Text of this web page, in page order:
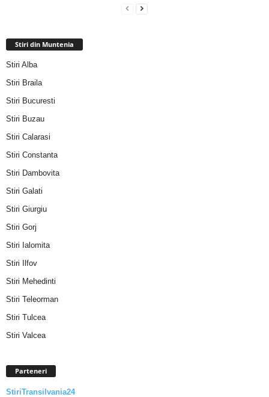
Stiri din Muntenia
Stiri Alba
Stiri Braila
Stiri Bucuresti
Stiri Buzau
Stiri Calarasi
Stiri Constanta
Stiri Dambovita
Stiri Galati
Stiri Giurgiu
Stiri Gorj
Stiri Ialomita
Stiri Ilfov
Stiri Mehedinti
Stiri Teleorman
Stiri Tulcea
Stiri Valcea
Parteneri
StiriTransilvania24